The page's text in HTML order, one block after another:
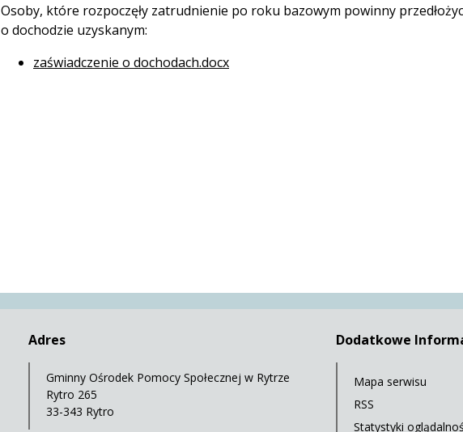
Osoby, które rozpoczęły zatrudnienie po roku bazowym powinny
o dochodzie uzyskanym:
zaświadczenie o dochodach.docx
Adres
Gminny Ośrodek Pomocy Społecznej w Rytrze
Rytro 265
33-343 Rytro
Dodatkowe
Mapa serwisu
RSS
Statystyki